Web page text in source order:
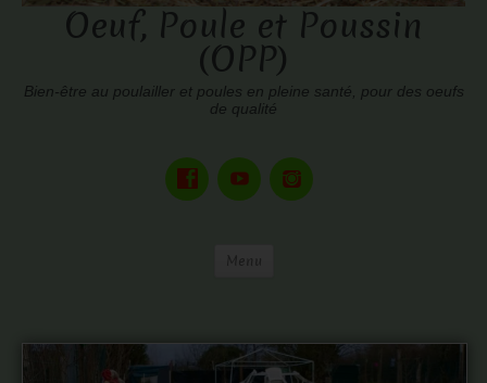
Oeuf, Poule et Poussin
(OPP)
Bien-être au poulailler et poules en pleine santé, pour des oeufs
de qualité